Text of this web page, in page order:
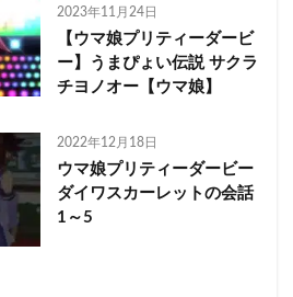
2023年11月24日
【ウマ娘プリティーダービ
ー】うまぴょい伝説 サクラ
チヨノオー【ウマ娘】
2022年12月18日
ウマ娘プリティーダービー
ダイワスカーレットの会話
1～5